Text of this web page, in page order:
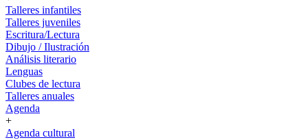
Talleres infantiles
Talleres juveniles
Escritura/Lectura
Dibujo / Ilustración
Análisis literario
Lenguas
Clubes de lectura
Talleres anuales
Agenda
+
Agenda cultural